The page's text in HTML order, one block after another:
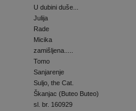
U dubini duše...
Julija
Rade
Micika
zamišljena.....
Tomo
Sanjarenje
Suljo, the Cat.
Škanjac (Buteo Buteo)
sl. br. 160929